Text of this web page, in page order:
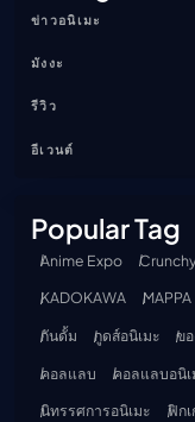
ข่าวอนิเมะ
มังงะ
รีวิว
อีเวนต์
Popular Tag
Anime Expo
KADOKAWA
MAPPA
กันดั้ม
กูดส์อนิเมะ ข
คอลแลบ
คอลแลบอนิเ
นิทรรศการอนิเมะ
ฟิก